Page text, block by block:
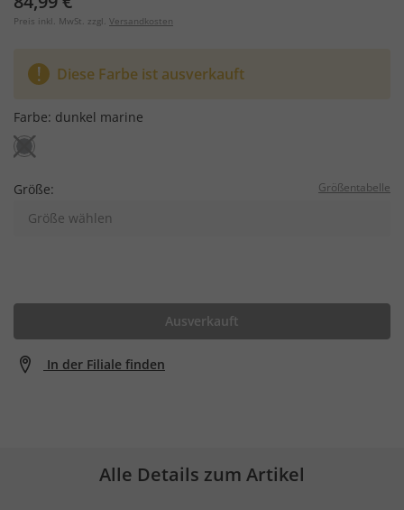
Preis inkl. MwSt. zzgl. Versandkosten
Diese Farbe ist ausverkauft
Farbe: dunkel marine
Größe: Größentabelle
Größe wählen
Ausverkauft
In der Filiale finden
Alle Details zum Artikel